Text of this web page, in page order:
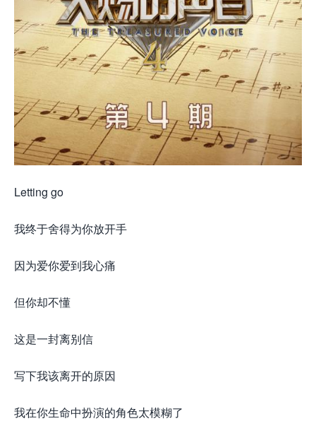
Letting go
我终于舍得为你放开手
因为爱你爱到我心痛
但你却不懂
这是一封离别信
写下我该离开的原因
我在你生命中扮演的角色太模糊了